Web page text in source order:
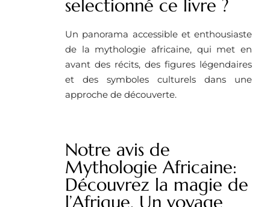
selectionné ce livre ?
Un panorama accessible et enthousiaste
de la mythologie africaine, qui met en
avant des récits, des figures légendaires
et des symboles culturels dans une
approche de découverte.
Notre avis de
Mythologie Africaine:
Découvrez la magie de
l’Afrique. Un voyage